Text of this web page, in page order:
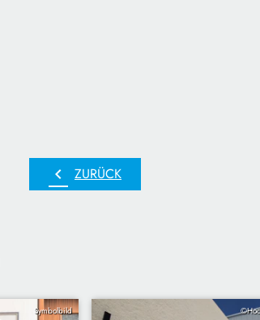
chevron_left ZURÜCK
Symbolbild